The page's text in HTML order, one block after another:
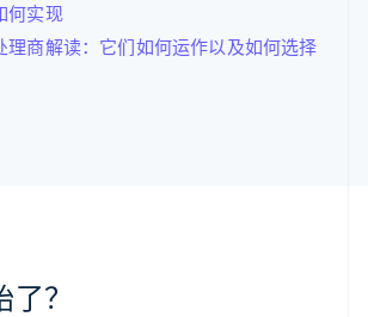
何实现
理商解读：它们如何运作以及如何选择
？
English